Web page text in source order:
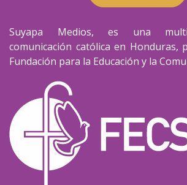
Suyapa Medios, es una
comunicación católica en Honduras,
Fundación para la Educación y la